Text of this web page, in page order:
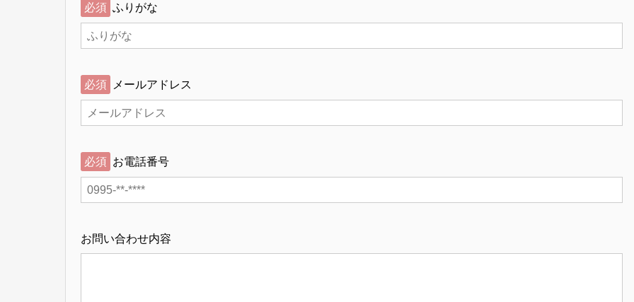
必須 ふりがな
必須 メールアドレス
必須 お電話番号
お問い合わせ内容